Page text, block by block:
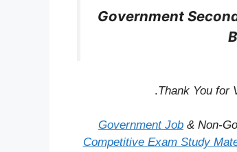
Government
.Thank You for
Government Job & Non-
Competitive Exam Study